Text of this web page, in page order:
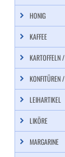
HONIG
KAFFEE
KARTOFFELN
KONFITÜREN
LEIHARTIKEL
LIKÖRE
MARGARINE